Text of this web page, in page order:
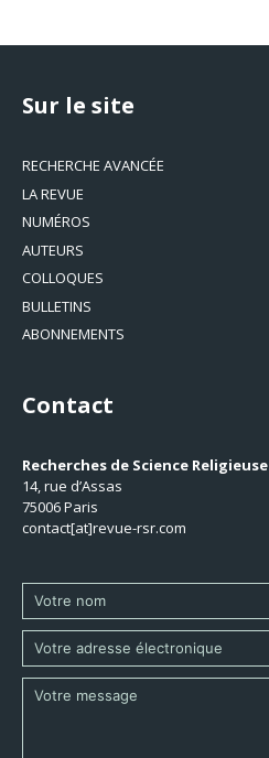
Sur le site
RECHERCHE AVANCÉE
LA REVUE
NUMÉROS
AUTEURS
COLLOQUES
BULLETINS
ABONNEMENTS
Contact
Recherches de Science Religieuse
14, rue d’Assas
75006 Paris
contact[at]revue-rsr.com